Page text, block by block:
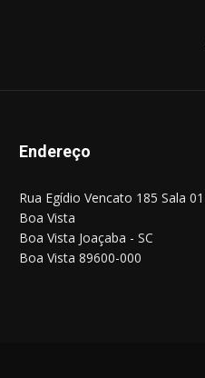
Endereço
Rua Egídio Vencato 185 Sala 01
Boa Vista
Boa Vista Joaçaba - SC
Boa Vista 89600-000